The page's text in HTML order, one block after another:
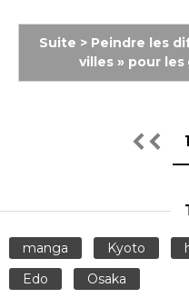
Suite > Peindre les
villes » pour
1
manga Kyoto
Edo
Osaka